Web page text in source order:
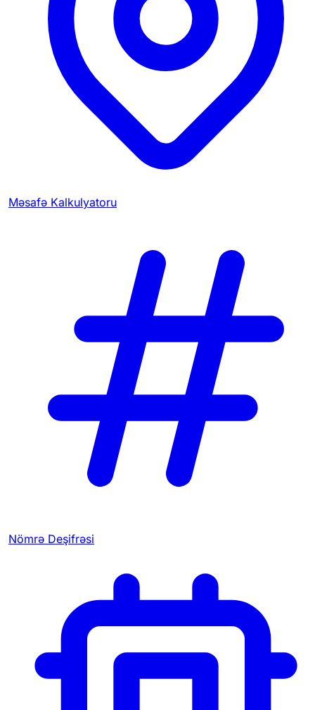
Məsafə Kalkulyatoru
Nömrə Deşifrəsi